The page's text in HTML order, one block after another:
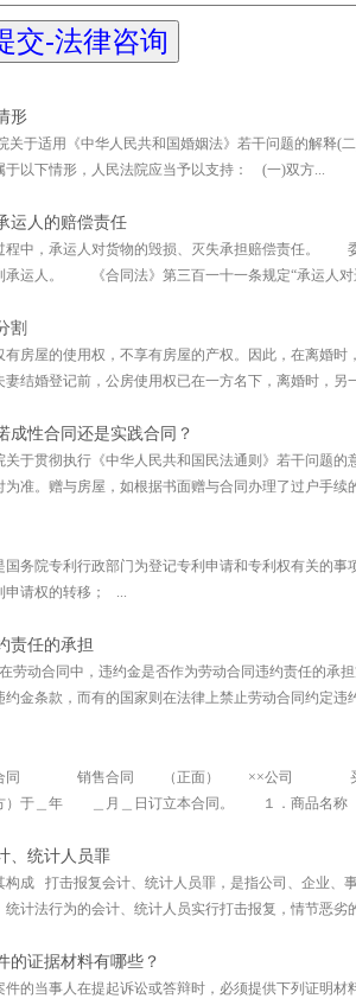
形
关于适用《中华人民共和国婚姻法》若干问题的解释(
于以下情形，人民法院应当予以支持： (一)双方...
运人的赔偿责任
程中，承运人对货物的毁损、灭失承担赔偿责任。
承运人。 《合同法》第三百一十一条规定“承运人对
割
有房屋的使用权，不享有房屋的产权。因此，在离婚
登记前，公房使用权已在一方名下，离婚时，另
成性合同还是实践合同？
关于贯彻执行《中华人民共和国民法通则》若干问题的
为准。赠与房屋，如根据书面赠与合同办理了过户手续
国务院专利行政部门为登记专利申请和专利权有关的
请权的转移； ...
责任的承担
劳动合同中，违约金是否作为劳动合同违约责任的承
约金条款，而有的国家则在法律上禁止劳动合同约定违
合同 销售合同 （正面） ××公司 买方和
方）于＿年 ＿月＿日订立本合同。 １．商品名
、统计人员罪
构成 打击报复会计、统计人员罪，是指公司、企业、
统计法行为的会计、统计人员实行打击报复，情节恶劣
的证据材料有哪些？
的当事人在提起诉讼或答辩时，必须提供下列证明